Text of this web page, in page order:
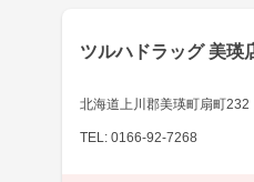
ツルハドラッグ 美瑛
北海道上川郡美瑛町扇町232
TEL: 0166-92-7268